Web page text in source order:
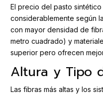
El precio del pasto
considerablemente según
con mayor densidad de
metro cuadrado) y
superior pero ofrecen
Altura y Tipo
Las fibras más altas y los